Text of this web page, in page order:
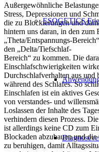
ESOGETICS
Außergewöhnliche
Stress, Depressionen und
die zu Blockierungen und
hintern uns daran, in den zum
„Theta/Entspannungs-
den „Delta/Tiefschlaf-
Bereich“ zu kommen. Die
Einschlafschwierigkeiten
Durchschlafverhalten aus und
während des Schlafes. So
Einschlafen ist ein aktives
von verstandes- und
Loslassen der Inhalte des
verhindern diesen Prozess.
ist allerdings keine CD zum
Blockaden abzubauen und
zu beruhigen, damit